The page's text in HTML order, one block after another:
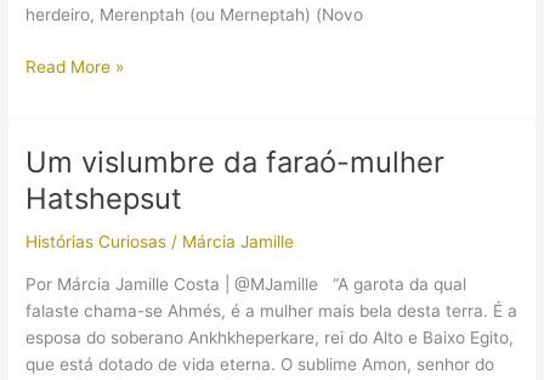
herdeiro, Merenptah (ou Merneptah) (Novo
Faraó
filho
de
II
Read More »
Um vislumbre da faraó-mulher
Hatshepsut
Histórias Curiosas / Márcia Jamille
Por Márcia Jamille Costa | @MJamille “A garota da qual
falaste chama-se Ahmés, é a mulher mais bela desta terra. É a
esposa do soberano Ankhkheperkare, rei do Alto e Baixo Egito,
que está dotado de vida eterna. O sublime Amon, senhor do